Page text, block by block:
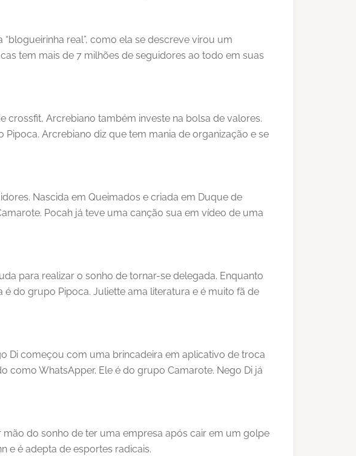
real”, como ela se descreve virou um
tem mais de 7 milhões de seguidores ao todo em suas
crossfit, Arcrebiano também investe na bolsa de valores.
Arcrebiano diz que tem mania de organização e se
Nascida em Queimados e criada em Duque de
Pocah já teve uma canção sua em vídeo de uma
para realizar o sonho de tornar-se delegada. Enquanto
do grupo Pipoca. Juliette ama literatura e é muito fã de
Di começou com uma brincadeira em aplicativo de troca
como WhatsApper. Ele é do grupo Camarote. Nego Di já
mão do sonho de ter uma empresa após cair em um golpe
e é adepta de esportes radicais.